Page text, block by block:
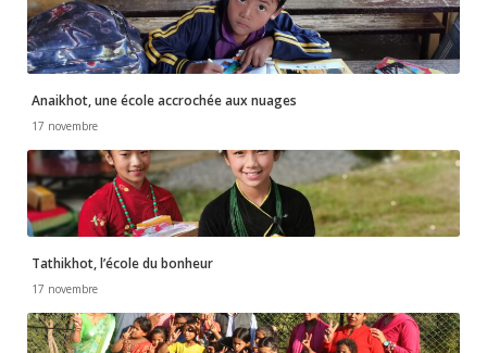
Anaikhot, une école accrochée aux nuages
17 novembre
Tathikhot, l’école du bonheur
17 novembre